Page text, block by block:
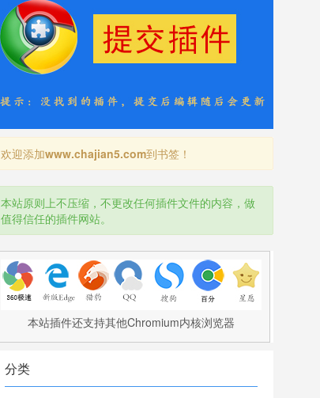
欢迎添加www.chajian5.com到书签！
本站原则上不压缩，不更改任何插件文件的内容，做
值得信任的插件网站。
本站插件还支持其他Chromium内核浏览器
分类